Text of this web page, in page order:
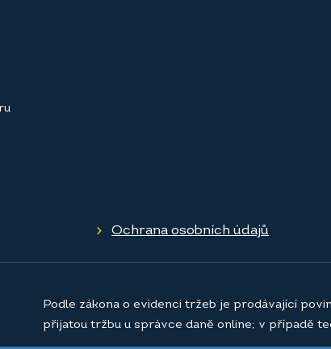
Ochrana osobních údajů
Podle zákona o evidenci tržeb je prodávající
přijatou tržbu u správce daně online; v případě